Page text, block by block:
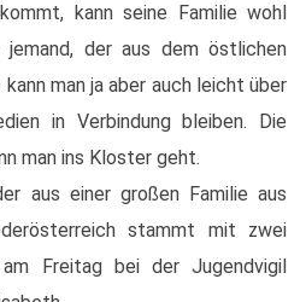
kann seine Familie wohl
der aus dem östlichen
man ja aber auch leicht über
in Verbindung bleiben. Die
man ins Kloster geht.
aus einer großen Familie aus
stammt mit zwei
Freitag bei der Jugendvigil